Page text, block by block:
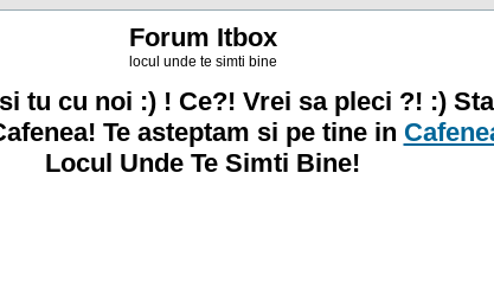
Forum Itbox
locul unde te simti bine
tu cu noi :) ! Ce?! Vrei sa pleci ?! :)
Te asteptam si pe tine in
Locul Unde Te Simti Bine!